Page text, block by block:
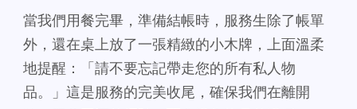
當我們用餐完畢，準備結帳時，服務生除了帳單
外，還在桌上放了一張精緻的小木牌，上面溫柔
地提醒：「請不要忘記帶走您的所有私人物
品。」這是服務的完美收尾，確保我們在離開